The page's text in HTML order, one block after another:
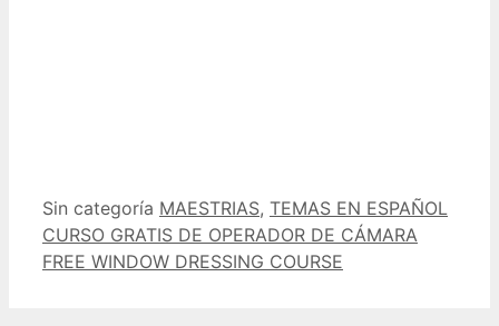
Categorías
Sin categoría Etiquetas
MAESTRIAS, TEMAS EN ESPAÑOL
CURSO GRATIS DE OPERADOR DE CÁMARA
FREE WINDOW DRESSING COURSE